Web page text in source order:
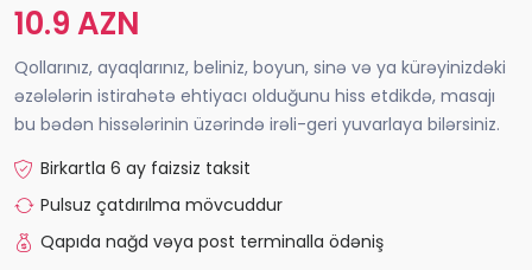
10.9 AZN
Qollarınız, ayaqlarınız, beliniz, boyun, sinə və ya kürəyinizdəki
əzələlərin istirahətə ehtiyacı olduğunu hiss etdikdə, masajı
bu bədən hissələrinin üzərində irəli-geri yuvarlaya bilərsiniz.
Birkartla 6 ay faizsiz taksit
Pulsuz çatdırılma mövcuddur
Qapıda nağd vəya post terminalla ödəniş